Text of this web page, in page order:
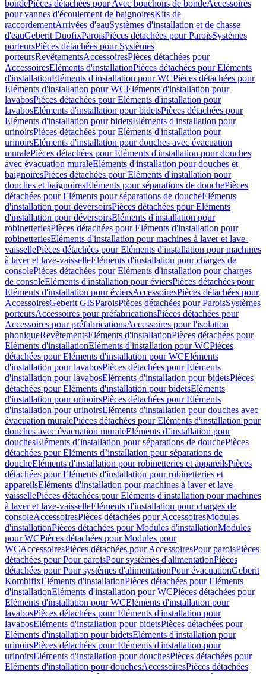
bondePièces détachées pour Avec bouchons de bondeAccessoires
pour vannes d'écoulement de baignoiresKits de
raccordementArrivées d'eauSystèmes d'installation et de chasse
d'eauGeberit DuofixParoisPièces détachées pour ParoisSystèmes
porteursPièces détachées pour Systèmes
porteursRevêtementsAccessoiresPièces détachées pour
AccessoiresEléments d'installationPièces détachées pour Eléments
d'installationEléments d'installation pour WCPièces détachées pour
Eléments d'installation pour WCEléments d'installation pour
lavabosPièces détachées pour Eléments d'installation pour
lavabosEléments d'installation pour bidetsPièces détachées pour
Eléments d'installation pour bidetsEléments d'installation pour
urinoirsPièces détachées pour Eléments d'installation pour
urinoirsEléments d'installation pour douches avec évacuation
muralePièces détachées pour Eléments d'installation pour douches
avec évacuation muraleEléments d'installation pour douches et
baignoiresPièces détachées pour Eléments d'installation pour
douches et baignoiresEléments pour séparations de douchePièces
détachées pour Eléments pour séparations de doucheEléments
d'installation pour déversoirsPièces détachées pour Eléments
d'installation pour déversoirsEléments d'installation pour
robinetteriesPièces détachées pour Eléments d'installation pour
robinetteriesEléments d'installation pour machines à laver et lave-
vaissellePièces détachées pour Eléments d'installation pour machines
à laver et lave-vaisselleEléments d'installation pour charges de
consolePièces détachées pour Eléments d'installation pour charges
de consoleEléments d'installation pour éviersPièces détachées pour
Eléments d'installation pour éviersAccessoiresPièces détachées pour
AccessoiresGeberit GISParoisPièces détachées pour ParoisSystèmes
porteursAccessoires pour préfabricationsPièces détachées pour
Accessoires pour préfabricationsAccessoires pour l'isolation
phoniqueRevêtementsEléments d'installationPièces détachées pour
Eléments d'installationEléments d'installation pour WCPièces
détachées pour Eléments d'installation pour WCEléments
d'installation pour lavabosPièces détachées pour Eléments
d'installation pour lavabosEléments d'installation pour bidetsPièces
détachées pour Eléments d'installation pour bidetsEléments
d'installation pour urinoirsPièces détachées pour Eléments
d'installation pour urinoirsEléments d'installation pour douches avec
évacuation muralePièces détachées pour Eléments d'installation pour
douches avec évacuation muraleEléments d’installation pour
douchesEléments d’installation pour séparations de douchePièces
détachées pour Eléments d’installation pour séparations de
doucheEléments d'installation pour robinetteries et appareilsPièces
détachées pour Eléments d'installation pour robinetteries et
appareilsEléments d'installation pour machines à laver et lave-
vaissellePièces détachées pour Eléments d'installation pour machines
à laver et lave-vaisselleEléments d'installation pour charges de
consoleAccessoiresPièces détachées pour AccessoiresModules
d'installationPièces détachées pour Modules d'installationModules
pour WCPièces détachées pour Modules pour
WCAccessoiresPièces détachées pour AccessoiresPour paroisPièces
détachées pour Pour paroisPour systèmes d'alimentationPièces
détachées pour Pour systèmes d'alimentationPour évacuationGeberit
KombifixEléments d'installationPièces détachées pour Eléments
d'installationEléments d'installation pour WCPièces détachées pour
Eléments d'installation pour WCEléments d'installation pour
lavabosPièces détachées pour Eléments d'installation pour
lavabosEléments d'installation pour bidetsPièces détachées pour
Eléments d'installation pour bidetsEléments d'installation pour
urinoirsPièces détachées pour Eléments d'installation pour
urinoirsEléments d'installation pour douchesPièces détachées pour
Eléments d'installation pour douchesAccessoiresPièces détachées